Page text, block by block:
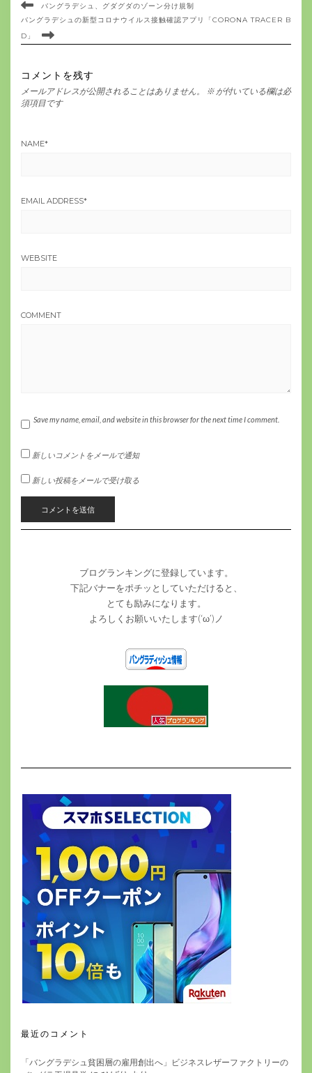
バングラデシュ、グダグダのゾーン分け規制
バングラデシュの新型コロナウイルス接触確認アプリ「CORONA TRACER B
D」
コメントを残す
メールアドレスが公開されることはありません。 ※ が付いている欄は必
須項目です
NAME*
EMAIL ADDRESS*
WEBSITE
COMMENT
Save my name, email, and website in this browser for the next time I comment.
新しいコメントをメールで通知
新しい投稿をメールで受け取る
ブログランキングに登録しています。
下記バナーをポチッとしていただけると、
とても励みになります。
よろしくお願いいたします(‘ω’)ノ
最近のコメント
「バングラデシュ貧困層の雇用創出へ」ビジネスレザーファクトリーの